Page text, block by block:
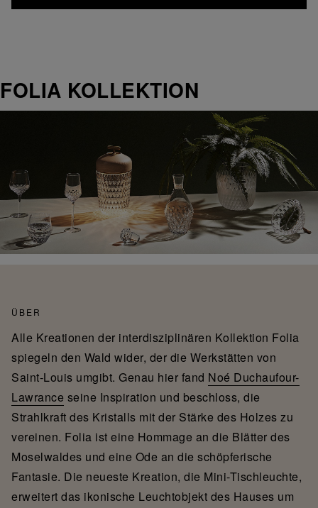
FOLIA KOLLEKTION
ÜBER
Alle Kreationen der interdisziplinären Kollektion Folia
spiegeln den Wald wider, der die Werkstätten von
Saint-Louis umgibt. Genau hier fand Noé Duchaufour-
Lawrance seine Inspiration und beschloss, die
Strahlkraft des Kristalls mit der Stärke des Holzes zu
vereinen. Folia ist eine Hommage an die Blätter des
Moselwaldes und eine Ode an die schöpferische
Fantasie. Die neueste Kreation, die Mini-Tischleuchte,
erweitert das ikonische Leuchtobjekt des Hauses um